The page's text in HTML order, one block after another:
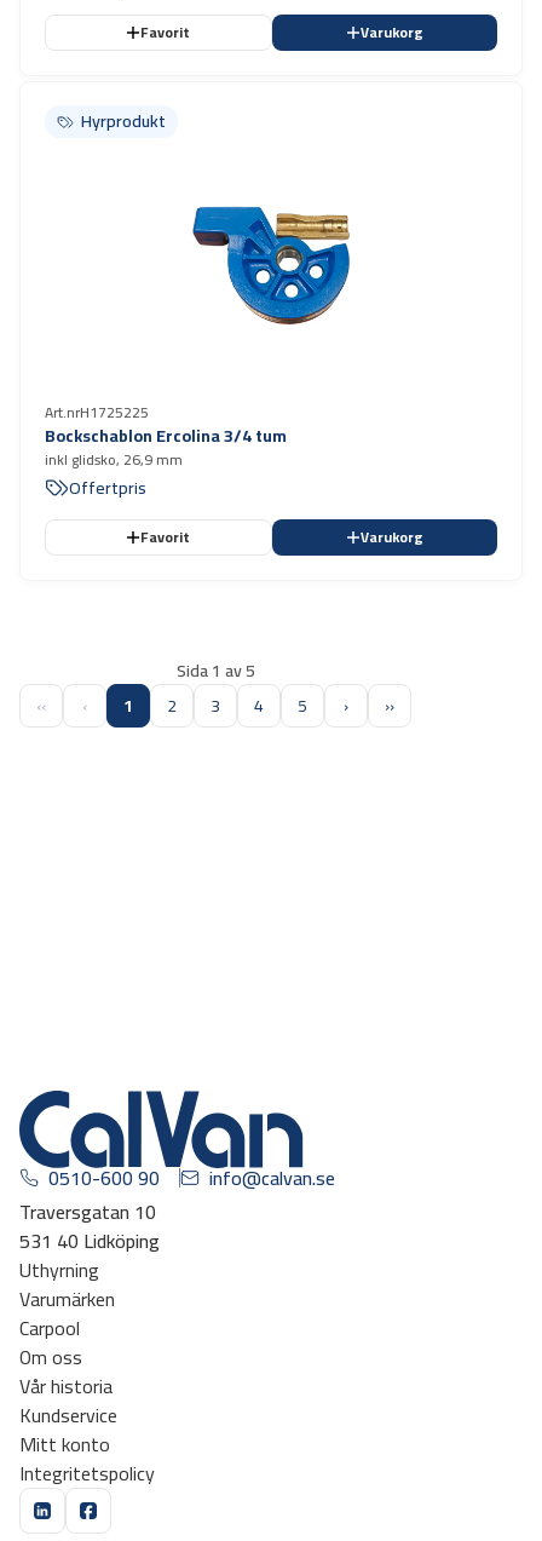
Favorit Varukorg
Hyrprodukt
Hyrprodukt
Art.nrH1725225
Bockschablon Ercolina 3/4 tum
inkl glidsko, 26,9 mm
Offertpris
Favorit Varukorg
Sida 1 av 5
‹‹
‹ 1 2 3 4 5 › ››
0510-600 90
info@calvan.se
Traversgatan 10
531 40 Lidköping
Uthyrning
Varumärken
Carpool
Om oss
Vår historia
Kundservice
Mitt konto
Integritetspolicy